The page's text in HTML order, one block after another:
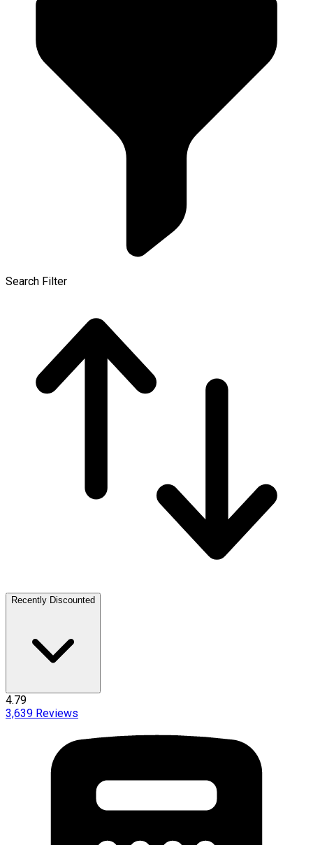
Search Filter
Recently Discounted
4.79
3,639 Reviews